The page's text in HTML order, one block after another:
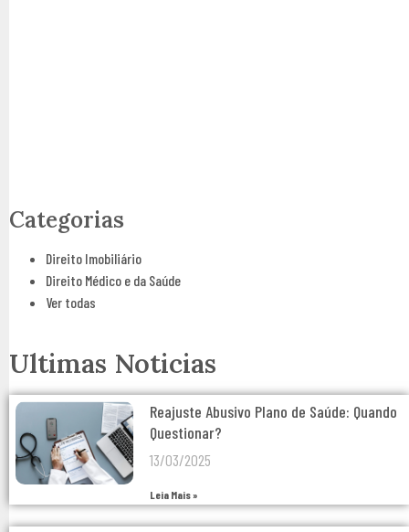
Categorias
Direito Imobiliário
Direito Médico e da Saúde
Ver todas
Ultimas Noticias
Reajuste Abusivo Plano de Saúde: Quando
Questionar?
13/03/2025
Leia Mais »